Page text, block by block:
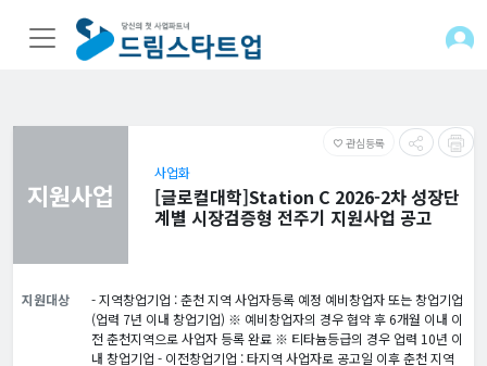
favorite_border 관심등록
지원사업
사업화
[글로컬대학]Station C 2026-2차 성장단
계별 시장검증형 전주기 지원사업 공고
지원대상
- 지역창업기업 : 춘천 지역 사업자등록 예정 예비창업자 또는 창업기업
(업력 7년 이내 창업기업) ※ 예비창업자의 경우 협약 후 6개월 이내 이
전 춘천지역으로 사업자 등록 완료 ※ 티타늄등급의 경우 업력 10년 이
내 창업기업 - 이전창업기업 : 타지역 사업자로 공고일 이후 춘천 지역